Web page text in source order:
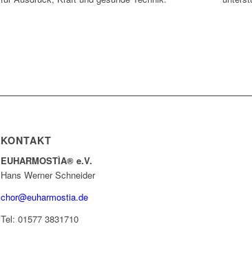
KONTAKT
EUHARMOSTÌA® e.V.
Hans Werner Schneider
chor@euharmostia.de
Tel: 01577 3831710